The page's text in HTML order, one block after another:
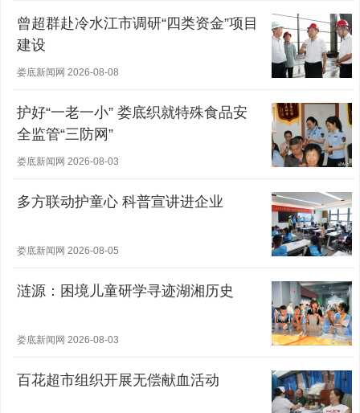
曾超群赴冷水江市调研“四类资金”项目
建设
娄底新闻网 2026-08-08
护好“一老一小” 娄底织就特殊食品安
全监管“三防网”
娄底新闻网 2026-08-03
多方联动护童心 科普宣讲进企业
娄底新闻网 2026-08-05
涟源：困境儿童研学寻迹湖湘历史
娄底新闻网 2026-08-03
百花超市组织开展无偿献血活动